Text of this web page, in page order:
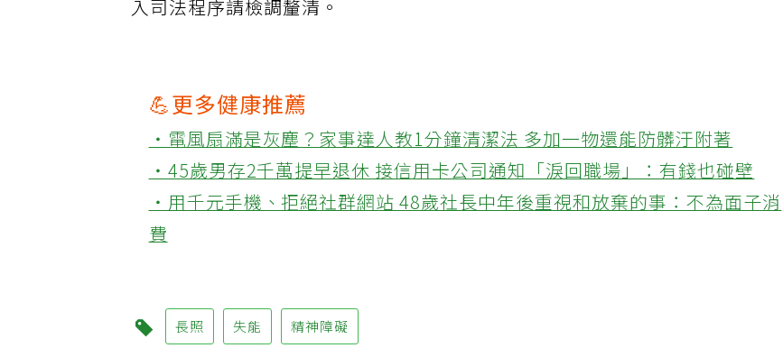
入司法程序請檢調釐清。
💪更多健康推薦
‧電風扇滿是灰塵？家事達人教1分鐘清潔法 多加一物還能防髒汙附著
‧45歲男存2千萬提早退休 接信用卡公司通知「淚回職場」：有錢也碰壁
‧用千元手機、拒絕社群網站 48歲社長中年後重視和放棄的事：不為面子消
費
長照 失能 精神障礙